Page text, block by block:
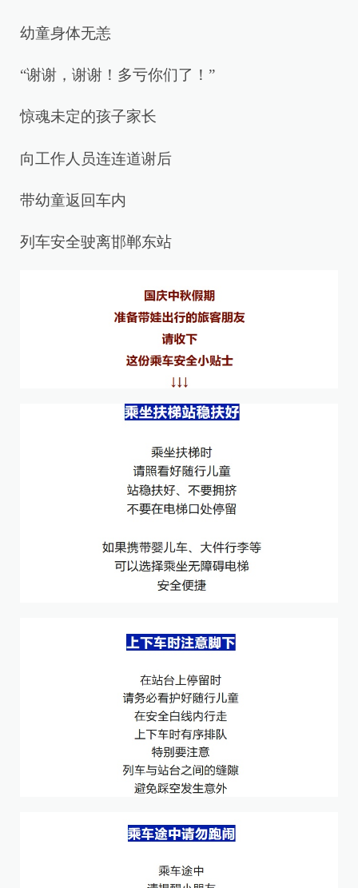
幼童身体无恙
“谢谢，谢谢！多亏你们了！”
惊魂未定的孩子家长
向工作人员连连道谢后
带幼童返回车内
列车安全驶离邯郸东站